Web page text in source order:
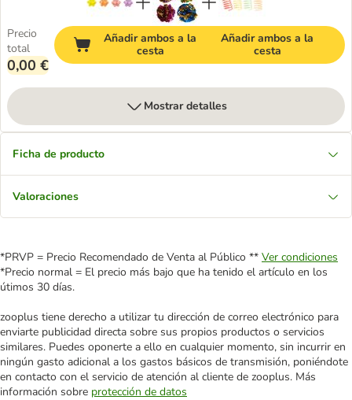
Precio
total
0,00 €
Añadir ambos a la
cesta
Añadir ambos a la
cesta
Mostrar detalles
Ficha de producto
Valoraciones
*PRVP = Precio Recomendado de Venta al Público ** Ver condiciones
*Precio normal = El precio más bajo que ha tenido el artículo en los
útimos 30 días.
zooplus tiene derecho a utilizar tu dirección de correo electrónico para
enviarte publicidad directa sobre sus propios productos o servicios
similares. Puedes oponerte a ello en cualquier momento, sin incurrir en
ningún gasto adicional a los gastos básicos de transmisión, poniéndote
en contacto con el servicio de atención al cliente de zooplus. Más
información sobre protección de datos